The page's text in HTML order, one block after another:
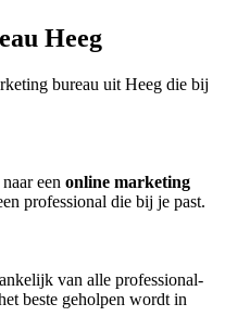
Heeg
bureau uit Heeg die bij
een online marketing
professional die bij je past.
van alle professional-
beste geholpen wordt in